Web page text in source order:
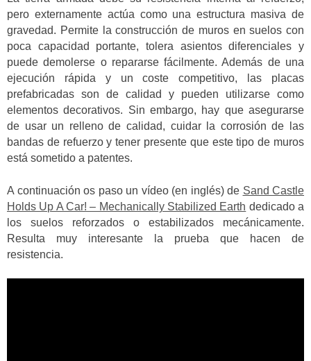
pero externamente actúa como una estructura masiva de
gravedad. Permite la construcción de muros en suelos con
poca capacidad portante, tolera asientos diferenciales y
puede demolerse o repararse fácilmente. Además de una
ejecución rápida y un coste competitivo, las placas
prefabricadas son de calidad y pueden utilizarse como
elementos decorativos. Sin embargo, hay que asegurarse
de usar un relleno de calidad, cuidar la corrosión de las
bandas de refuerzo y tener presente que este tipo de muros
está sometido a patentes.
A continuación os paso un vídeo (en inglés) de Sand Castle
Holds Up A Car! – Mechanically Stabilized Earth dedicado a
los suelos reforzados o estabilizados mecánicamente.
Resulta muy interesante la prueba que hacen de
resistencia.